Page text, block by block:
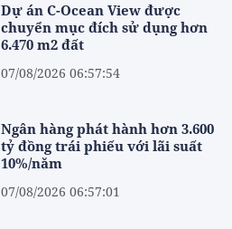
Dự án C-Ocean View được
chuyển mục đích sử dụng hơn
6.470 m2 đất
07/08/2026 06:57:54
Ngân hàng phát hành hơn 3.600
tỷ đồng trái phiếu với lãi suất
10%/năm
07/08/2026 06:57:01